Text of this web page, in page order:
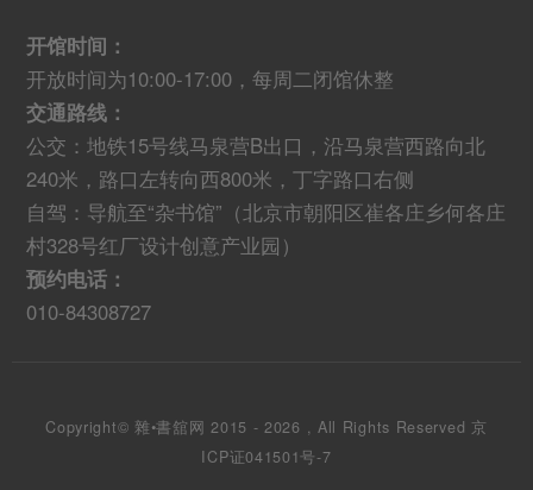
开馆时间：
开放时间为10:00-17:00，每周二闭馆休整
交通路线：
公交：地铁15号线马泉营B出口，沿马泉营西路向北
240米，路口左转向西800米，丁字路口右侧
自驾：导航至“杂书馆”（北京市朝阳区崔各庄乡何各庄
村328号红厂设计创意产业园）
预约电话：
010-84308727
Copyright© 雜•書舘网 2015 - 2026 , All Rights Reserved 京
ICP证041501号-7